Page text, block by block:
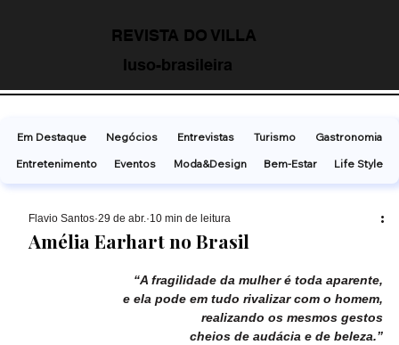
REVISTA DO VILLA
luso-brasileira
Amélia Earhart no Brasil
Flavio Santos 29 de abr. 10 min de leitura
“A fragilidade da mulher é toda aparente,
e ela pode em tudo rivalizar com o homem,
realizando os mesmos gestos
cheios de audácia e de beleza.”
Em Destaque Negócios Entrevistas Turismo
Gastronomia
Entretenimento
Eventos Moda&Design Bem-Estar Life Style